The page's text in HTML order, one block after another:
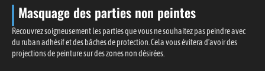
Masquage des parties non peintes
Recouvrez soigneusement les parties que vous ne souhaitez pas peindre avec
du ruban adhésif et des bâches de protection. Cela vous évitera d’avoir des
projections de peinture sur des zones non désirées.